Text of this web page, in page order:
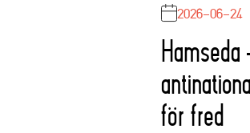
2026-06-24
för fred